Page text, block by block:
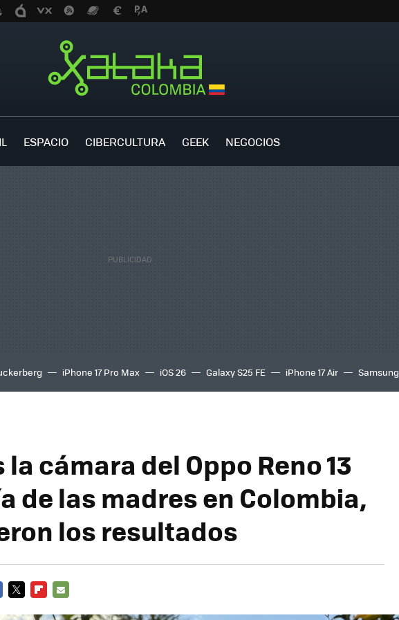
ESPACIO CIBERCULTURA GEEK NEGOCIOS
iPhone 17 Pro Max iOS 26 Galaxy S25 FE iPhone 17 Air Samsung
cámara del Oppo Reno 13
de las madres en Colombia,
los resultados